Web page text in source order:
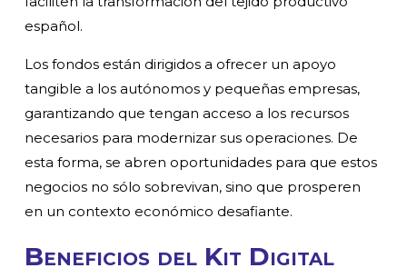
español.
Los fondos están dirigidos a ofrecer un apoyo
tangible a los autónomos y pequeñas empresas,
garantizando que tengan acceso a los recursos
necesarios para modernizar sus operaciones. De
esta forma, se abren oportunidades para que estos
negocios no sólo sobrevivan, sino que prosperen
en un contexto económico desafiante.
Beneficios del Kit Digital